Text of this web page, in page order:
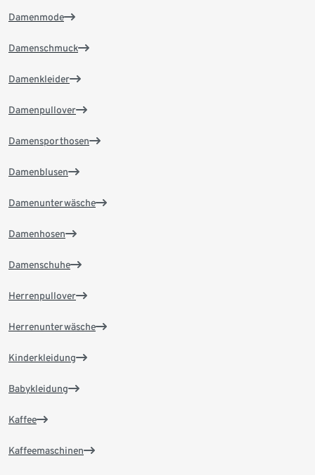
Damenmode
Damenschmuck
Damenkleider
Damenpullover
Damensporthosen
Damenblusen
Damenunterwäsche
Damenhosen
Damenschuhe
Herrenpullover
Herrenunterwäsche
Kinderkleidung
Babykleidung
Kaffee
Kaffeemaschinen